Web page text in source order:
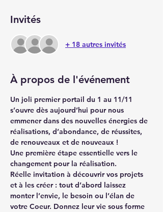
Invités
+ 18 autres invités
À propos de l'événement
Un joli premier portail du 1 au 11/11
s’ouvre dès aujourd’hui pour nous
emmener dans des nouvelles énergies de
réalisations, d’abondance, de réussites,
de renouveaux et de nouveaux !
Une première étape essentielle vers le
changement pour la réalisation.
Réelle invitation à découvrir vos projets
et à les créer : tout d’abord laissez
monter l’envie, le besoin ou l’élan de
votre Coeur. Donnez leur vie sous forme